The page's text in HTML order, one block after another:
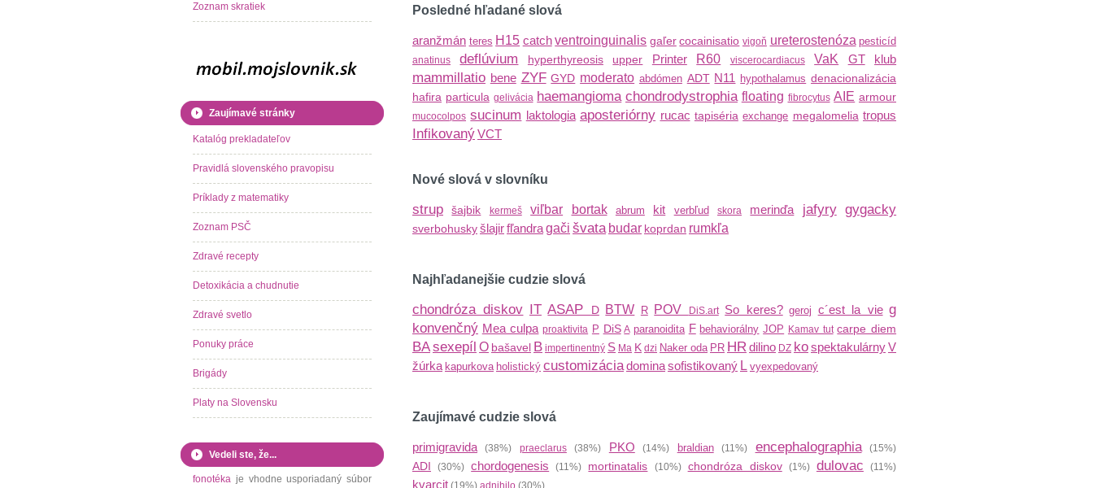
Posledné hľadané slová
aranžmán teres H15 catch ventroinguinalis gaľer cocainisatio vigoň ureterostenóza pesticíd
anatinus deflúvium hyperthyreosis upper Printer R60 viscerocardiacus VaK GT klub
mammillatio bene ZYF GYD moderato abdómen ADT N11 hypothalamus denacionalizácia
hafira particula gelivácia haemangioma chondrodystrophia floating fibrocytus AIE armour
mucocolpos sucinum laktologia aposteriórny rucac tapiséria exchange megalomelia tropus
InfikovanýVCT
Nové slová v slovníku
strup šajbik kermeš viľbar bortak abrum kit verbľud skora merinďa jafyry gygacky
sverbohuskyšlajirfľandragači švata budar koprdan rumkľa
Najhľadanejšie cudzie slová
chondróza diskov IT ASAP D BTW R POV DiS.art So keres? geroj c´est la vie g
konvenčný Mea culpa proaktivita P DiS A paranoidita F behaviorálny JOP Kamav tut carpe diem
BAsexepíl O bašavel B impertinentný S Ma K dzi Naker oda PR HRdilino DZ kospektakulárnyV
žúrka kapurkova holistický customizáciadominasofistikovaný L vyexpedovaný
Zaujímavé cudzie slová
primigravida(38%) praeclarus(38%) PKO (14%) braldian(11%) encephalographia(15%)
ADI (30%)chordogenesis (11%) mortinatalis (10%) chondróza diskov(1%) dulovac (11%)
kvarcit (19%) adnihilo (30%)
Zoznam skratiek
Zaujímavé stránky
Katalóg prekladateľov
Pravidlá slovenského pravopisu
Príklady z matematiky
Zoznam PSČ
Zdravé recepty
Detoxikácia a chudnutie
Zdravé svetlo
Ponuky práce
Brigády
Platy na Slovensku
Vedeli ste, že...
fonotéka je vhodne usporiadaný súbor